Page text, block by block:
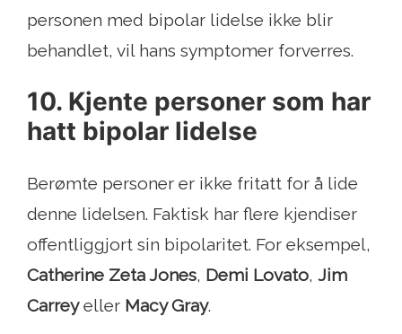
personen med bipolar lidelse ikke blir
behandlet, vil hans symptomer forverres.
10. Kjente personer som har
hatt bipolar lidelse
Berømte personer er ikke fritatt for å lide
denne lidelsen. Faktisk har flere kjendiser
offentliggjort sin bipolaritet. For eksempel,
Catherine Zeta Jones, Demi Lovato, Jim
Carreyeller Macy Gray.